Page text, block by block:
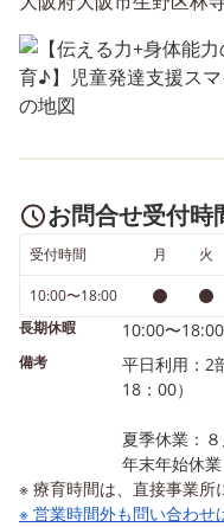
ばと思います🍳 スマイ
店では定期的にクッキ
機会を作っています！
らも色んな料理に挑戦
お問合せ受付時
受付時間 月 火
10:00〜18:00
長期休暇
10:00〜18:00
備考
平日利用：2
18：00）
夏季休業：
年末年始休
※ 療育時間は、直接事業所
※ 営業時間外も問い合わせ